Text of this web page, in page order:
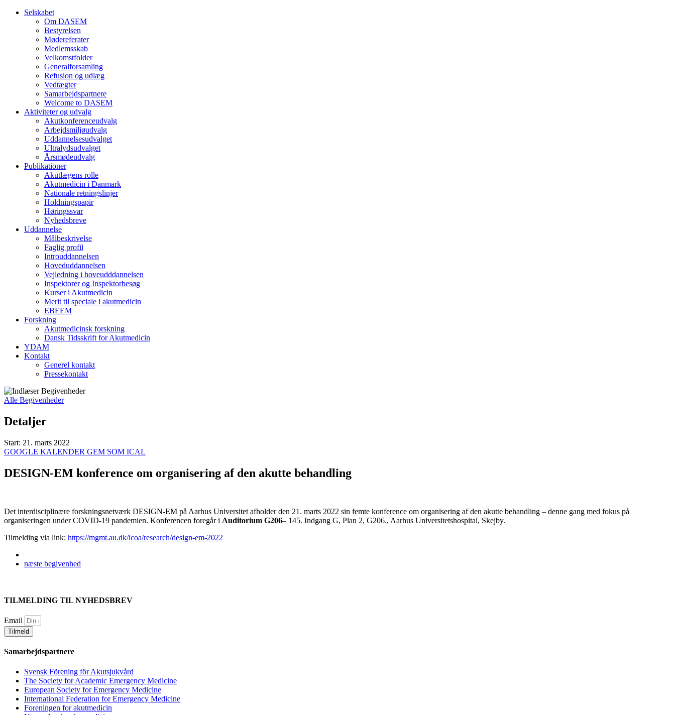
Selskabet
Om DASEM
Bestyrelsen
Mødereferater
Medlemsskab
Velkomstfolder
Generalforsamling
Refusion og udlæg
Vedtægter
Samarbejdspartnere
Welcome to DASEM
Aktiviteter og udvalg
Akutkonferenceudvalg
Arbejdsmiljøudvalg
Uddannelsesudvalget
Ultralydsudvalget
Årsmødeudvalg
Publikationer
Akutlægens rolle
Akutmedicin i Danmark
Nationale retningslinjer
Holdningspapir
Høringssvar
Nyhedsbreve
Uddannelse
Målbeskrivelse
Faglig profil
Introuddannelsen
Hoveduddannelsen
Vejledning i hoveudddannelsen
Inspektorer og Inspektorbesøg
Kurser i Akutmedicin
Merit til speciale i akutmedicin
EBEEM
Forskning
Akutmedicinsk forskning
Dansk Tidsskrift for Akutmedicin
YDAM
Kontakt
Generel kontakt
Pressekontakt
Alle Begivenheder
Detaljer
Start: 21. marts 2022
GOOGLE KALENDER GEM SOM ICAL
DESIGN-EM konference om organisering af den akutte behandling
Det interdisciplinære forskningsnetværk DESIGN-EM på Aarhus Universitet afholder den 21. marts 2022 sin femte konference om organisering af den akutte behandling – denne gang med fokus på
organiseringen under COVID-19 pandemien. Konferencen foregår i Auditorium G206– 145. Indgang G, Plan 2, G206., Aarhus Universitetshospital, Skejby.
Tilmelding via link: https://mgmt.au.dk/icoa/research/design-em-2022
næste begivenhed
TILMELDING TIL NYHEDSBREV
Email
Tilmeld
Samarbejdspartnere
Svensk Förening för Akutsjukvård
The Society for Academic Emergency Medicine
European Society for Emergency Medicine
International Federation for Emergency Medicine
Foreningen for akutmedicin